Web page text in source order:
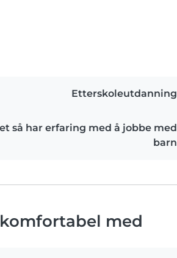
Etterskoleutdanning
så har erfaring med å jobbe med
barn
med